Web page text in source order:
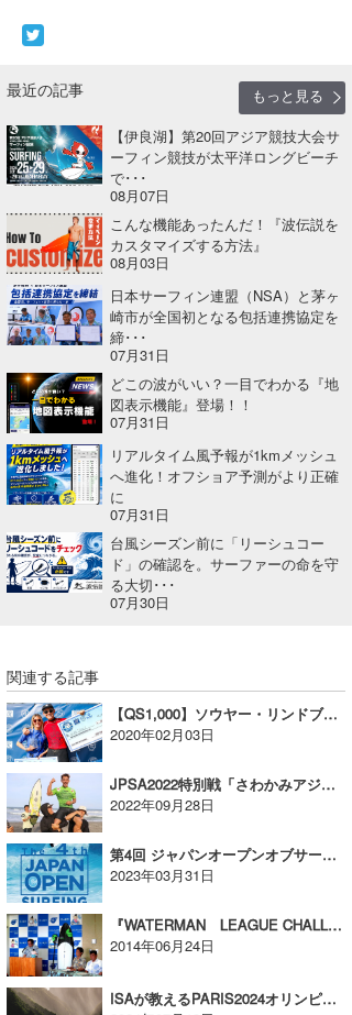
最近の記事
もっと見る
【伊良湖】第20回アジア競技大会サ
ーフィン競技が太平洋ロングビーチ
で･･･
08月07日
こんな機能あったんだ！『波伝説を
カスタマイズする方法』
08月03日
日本サーフィン連盟（NSA）と茅ヶ
崎市が全国初となる包括連携協定を
締･･･
07月31日
どこの波がいい？一目でわかる『地
図表示機能』登場！！
07月31日
リアルタイム風予報が1kmメッシュ
へ進化！オフショア予測がより正確
に
07月31日
台風シーズン前に「リーシュコー
ド」の確認を。サーファーの命を守
る大切･･･
07月30日
関連する記事
【QS1,000】ソウヤー・リンドブラッドとケビン・シュルツが優勝
2020年02月03日
JPSA2022特別戦「さわかみアジアチャレンジ 一宮」が開催された
2022年09月28日
第4回 ジャパンオープンオブサーフィンの男子13名、女子8名の出場者が確定！
2023年03月31日
『WATERMAN LEAGUE CHALLENGE SERIES 湘南茅ヶ崎プロ』を開催!!
2014年06月24日
ISAが教えるPARIS2024オリンピックについて知っておくべき10のこと
予報士 hiro.
banpaku
Mr.K
chappy
Romisea